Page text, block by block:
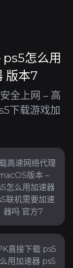
ps5怎么用
版本7
全上网 – 高
下载游戏加
高速网络代理
版本 –
怎么用加速器
联机需要加速
器吗 官方7
直接下载 ps5
用加速器 ps5